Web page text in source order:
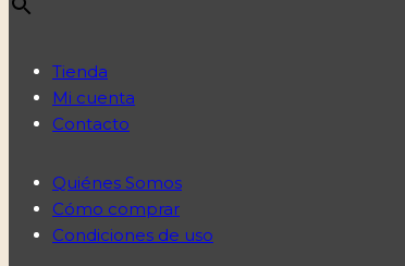
Tienda
Mi cuenta
Contacto
Quiénes Somos
Cómo comprar
Condiciones de uso